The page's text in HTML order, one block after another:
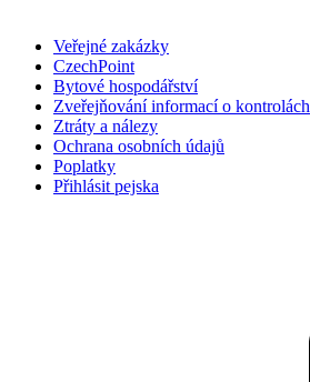
Veřejné zakázky
CzechPoint
Bytové hospodářství
Zveřejňování informací o kontrolách
Ztráty a nálezy
Ochrana osobních údajů
Poplatky
Přihlásit pejska